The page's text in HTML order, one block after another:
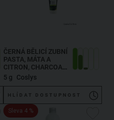
ČERNÁ BĚLICÍ ZUBNÍ
PASTA, MÁTA A
CITRON, CHARCOAL
TOOTHPASTE
5 g Coslys
HLÍDAT DOSTUPNOST
Sleva 4 %